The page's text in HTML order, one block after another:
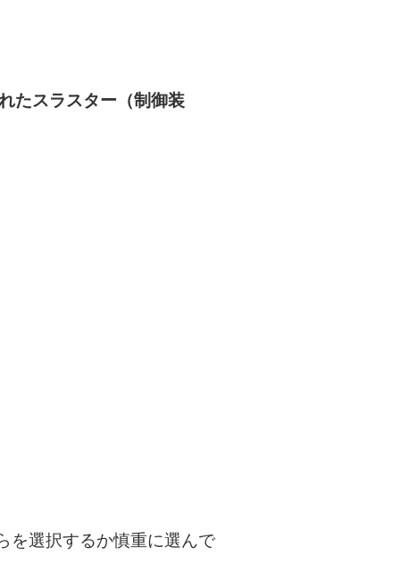
たスラスター（制御装
を選択するか慎重に選んで